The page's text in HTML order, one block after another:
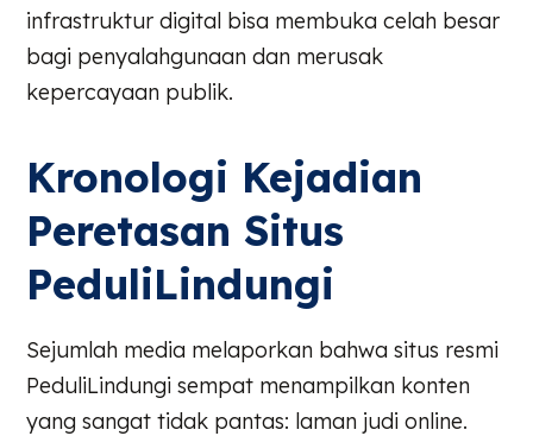
infrastruktur digital bisa membuka celah besar
bagi penyalahgunaan dan merusak
kepercayaan publik.
Kronologi Kejadian
Peretasan Situs
PeduliLindungi
Sejumlah media melaporkan bahwa situs resmi
PeduliLindungi sempat menampilkan konten
yang sangat tidak pantas: laman judi online.